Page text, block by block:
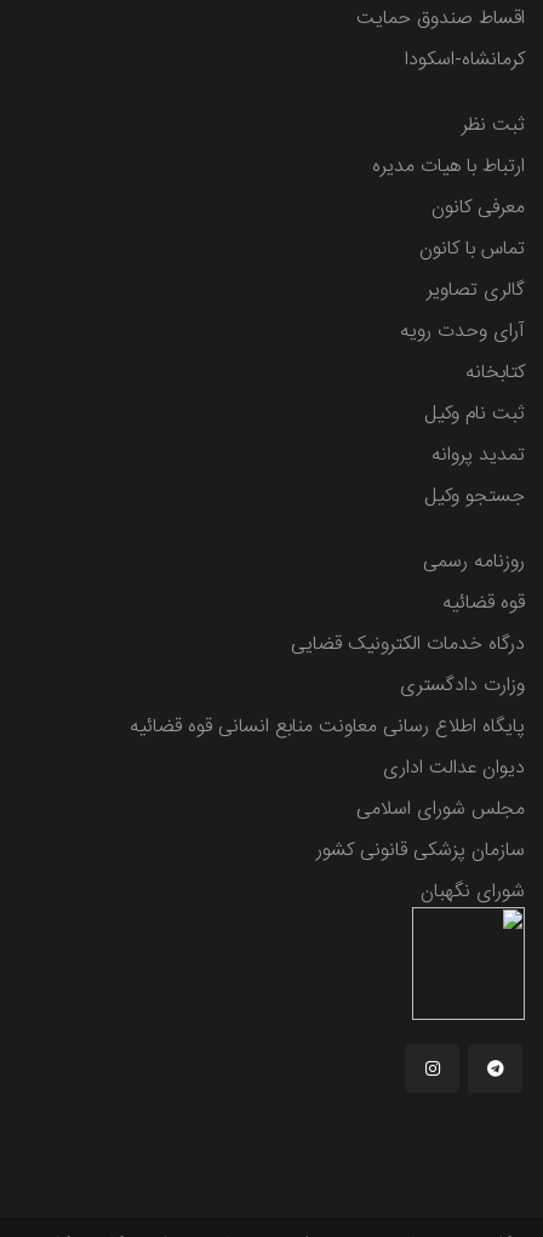
اقساط صندوق حمایت
کرمانشاه-اسکودا
ثبت نظر
ارتباط با هیات مدیره
معرفی کانون
تماس با کانون
گالری تصاویر
آرای وحدت رویه
کتابخانه
ثبت نام وکیل
تمدید پروانه
جستجو وکیل
روزنامه رسمی
قوه قضائیه
درگاه خدمات الکترونیک قضایی
وزارت دادگستری
پایگاه اطلاع رسانی معاونت منابع انسانی قوه قضائیه
دیوان عدالت اداری
مجلس شورای اسلامی
سازمان پزشکی قانونی کشور
شورای نگهبان